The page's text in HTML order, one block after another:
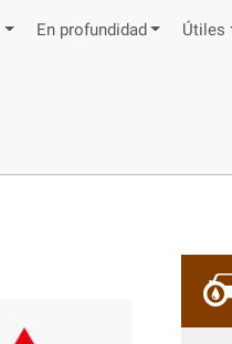
En profundidad Útiles